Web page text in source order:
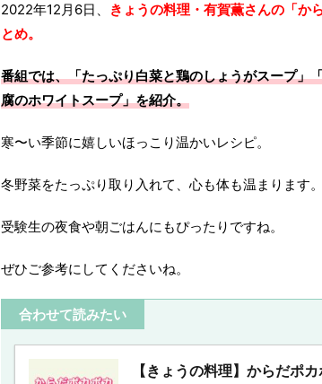
2022年12月6日、
きょうの料理・有賀薫さんの「か
とめ。
番組では、「たっぷり白菜と鶏のしょうがスープ」
腐のホワイトスープ」を紹介。
寒〜い季節に嬉しいほっこり温かいレシピ。
冬野菜をたっぷり取り入れて、心も体も温まります。
受験生の夜食や朝ごはんにもぴったりですね。
ぜひご参考にしてくださいね。
合わせて読みたい
【きょうの料理】からだポ